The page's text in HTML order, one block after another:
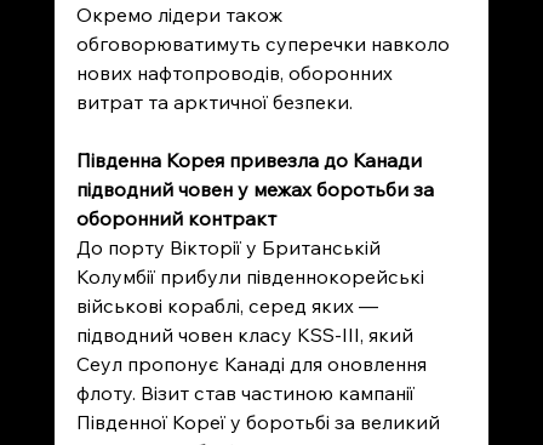
Окремо лідери також
обговорюватимуть суперечки навколо
нових нафтопроводів, оборонних
витрат та арктичної безпеки.
Південна Корея привезла до Канади
підводний човен у межах боротьби за
оборонний контракт
До порту Вікторії у Британській
Колумбії прибули південнокорейські
військові кораблі, серед яких —
підводний човен класу KSS-III, який
Сеул пропонує Канаді для оновлення
флоту. Візит став частиною кампанії
Південної Кореї у боротьбі за великий